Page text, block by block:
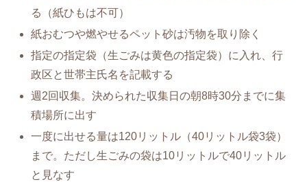
る（紙ひもは不可）
紙おむつや燃やせるペット砂は汚物を取り除く
指定の指定袋（生ごみは黄色の指定袋）に入れ、行
政区と世帯主氏名を記載する
週2回収集。決められた収集日の朝8時30分までに集
積場所に出す
一度に出せる量は120リットル（40リットル袋3袋）
まで。ただし生ごみの袋は10リットルで40リットル
と見なす